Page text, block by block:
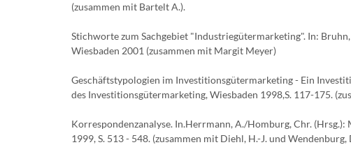
(zusammen mit Bartelt A.).
Stichworte zum Sachgebiet "Industriegütermarketing". In:
Wiesbaden 2001 (zusammen mit Margit Meyer)
Geschäftstypologien im Investitionsgütermarketing - Ein
des Investitionsgütermarketing, Wiesbaden 1998,S. 117-175.
Korrespondenzanalyse. In.Herrmann, A./Homburg, Chr.
1999, S. 513 - 548. (zusammen mit Diehl, H.-J. und Wendenburg,